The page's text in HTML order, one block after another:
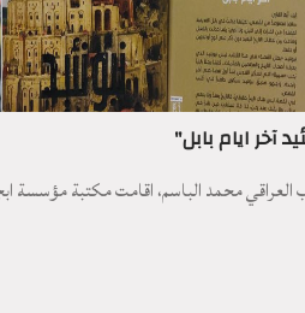
آخر ايام بابل"
العراقي محمد الباسم، اقامت مكتبة مؤسسة